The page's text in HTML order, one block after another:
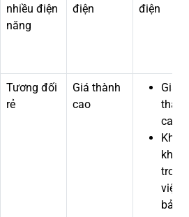
nhiều điện
năng
điện
điện
Tương đối
rẻ
Giá thành
cao
Giá
thành
cao
Khó
khăn
trong
việc
bảo